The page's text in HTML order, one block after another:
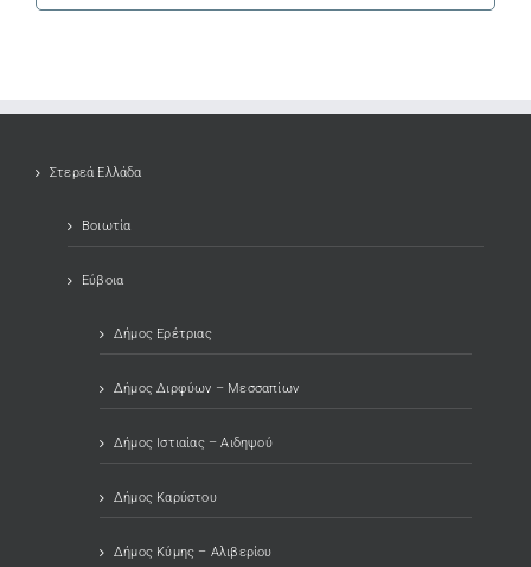
Στερεά Ελλάδα
Βοιωτία
Εύβοια
Δήμος Ερέτριας
Δήμος Διρφύων – Μεσσαπίων
Δήμος Ιστιαίας – Αιδηψού
Δήμος Καρύστου
Δήμος Κύμης – Αλιβερίου